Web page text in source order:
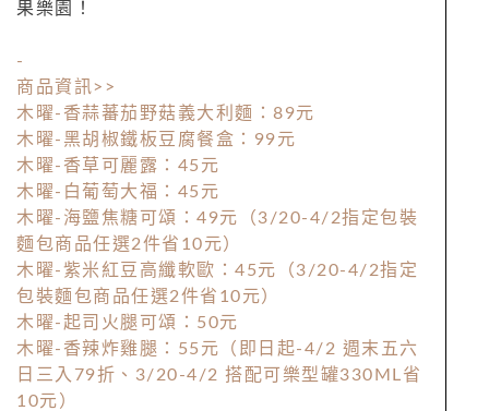
果樂園！
-
商品資訊>>
木曜-香蒜蕃茄野菇義大利麵：89元
木曜-黑胡椒鐵板豆腐餐盒：99元
木曜-香草可麗露：45元
木曜-白葡萄大福：45元
木曜-海鹽焦糖可頌：49元（3/20-4/2指定包裝
麵包商品任選2件省10元）
木曜-紫米紅豆高纖軟歐：45元（3/20-4/2指定
包裝麵包商品任選2件省10元）
木曜-起司火腿可頌：50元
木曜-香辣炸雞腿：55元（即日起-4/2 週末五六
日三入79折、3/20-4/2 搭配可樂型罐330ML省
10元）